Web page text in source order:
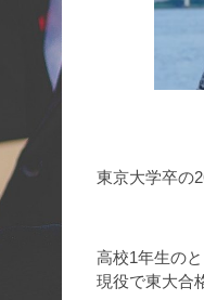
東京大学卒の
高校1年生の
現役で東大合